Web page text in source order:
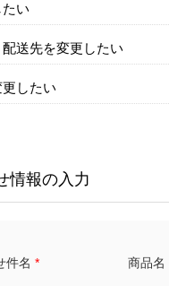
い
送先を変更したい
したい
情報の入力
件名 * 商品名